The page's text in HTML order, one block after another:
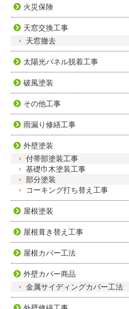
火災保険
天窓交換工事
天窓撤去
太陽光パネル脱着工事
破風塗装
その他工事
雨漏り修繕工事
外壁塗装
付帯部塗装工事
基礎巾木塗装工事
部分塗装
コーキング打ち替え工事
屋根塗装
屋根葺き替え工事
屋根カバー工法
外壁カバー商品
金属サイディングカバー工法